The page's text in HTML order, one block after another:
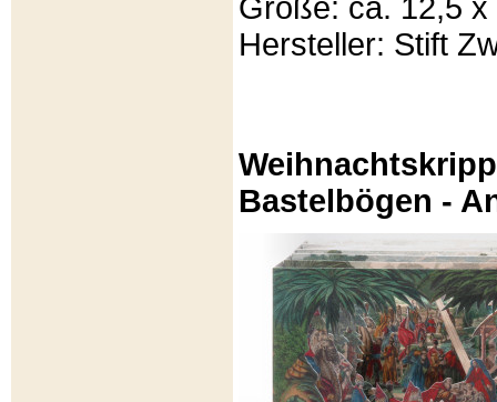
Größe: ca. 12,5 x
Hersteller: Stift
Bastelbögen -